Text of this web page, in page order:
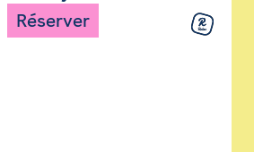
Réserver